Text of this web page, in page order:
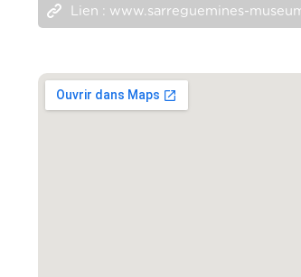
Lien : www.sarreguemines-